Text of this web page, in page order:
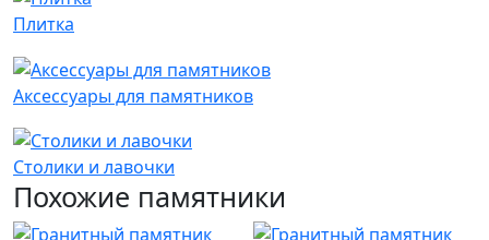
Плитка
Аксессуары для памятников
Столики и лавочки
Похожие памятники